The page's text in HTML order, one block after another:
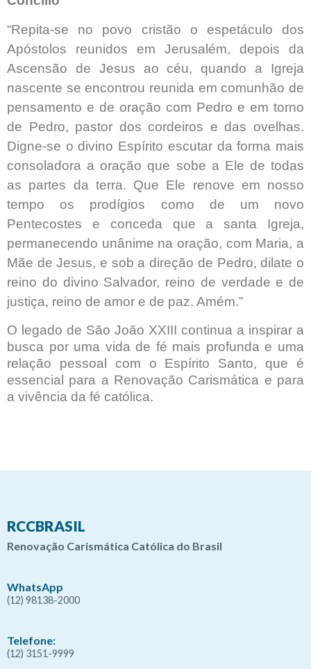
“Repita-se no povo cristão o espetáculo dos
Apóstolos reunidos em Jerusalém, depois da
Ascensão de Jesus ao céu, quando a Igreja
nascente se encontrou reunida em comunhão de
pensamento e de oração com Pedro e em torno
de Pedro, pastor dos cordeiros e das ovelhas.
Digne-se o divino Espírito escutar da forma mais
consoladora a oração que sobe a Ele de todas
as partes da terra. Que Ele renove em nosso
tempo os prodígios como de um novo
Pentecostes e conceda que a santa Igreja,
permanecendo unânime na oração, com Maria, a
Mãe de Jesus, e sob a direção de Pedro, dilate o
reino do divino Salvador, reino de verdade e de
justiça, reino de amor e de paz. Amém.”
O legado de São João XXIII continua a inspirar a
busca por uma vida de fé mais profunda e uma
relação pessoal com o Espírito Santo, que é
essencial para a Renovação Carismática e para
a vivência da fé católica.
RCCBRASIL
Renovação Carismática Católica do Brasil
WhatsApp
(12) 98138-2000
Telefone:
(12) 3151-9999